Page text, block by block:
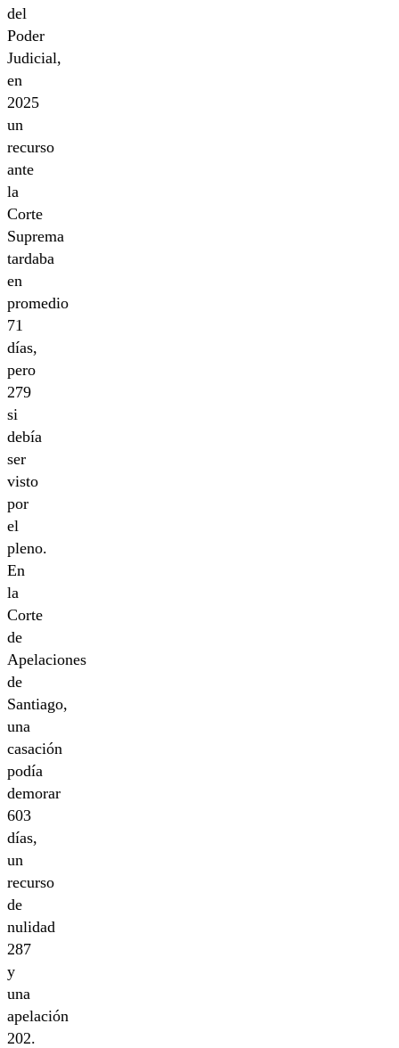
del
Poder
Judicial,
en
2025
un
recurso
ante
la
Corte
Suprema
tardaba
en
promedio
71
días,
pero
279
si
debía
ser
visto
por
el
pleno.
En
la
Corte
de
Apelaciones
de
Santiago,
una
casación
podía
demorar
603
días,
un
recurso
de
nulidad
287
y
una
apelación
202.